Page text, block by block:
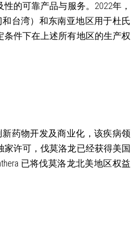
的可靠产品与服务。2022年，
台湾）和东南亚地区用于杜氏
件下在上述所有地区的生产权
药物开发及商业化，该疾病领
许可，伐莫洛龙已经获得美国
已将伐莫洛龙北美地区权益